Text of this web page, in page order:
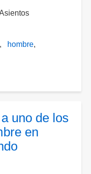
hombre
uno de los
en